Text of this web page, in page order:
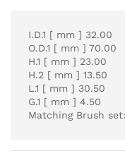
I.D.1 [ mm ] 32.00
O.D.1 [ mm ] 70.00
H.1 [ mm ] 23.00
H.2 [ mm ] 13.50
L.1 [ mm ] 30.50
G.1 [ mm ] 4.50
Matching Brush set: